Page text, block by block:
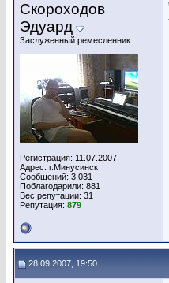
Скороходов
Эдуард
Заслуженный ремесленник
Регистрация: 11.07.2007
Адрес: г.Минусинск
Сообщений: 3,031
Поблагодарили: 881
Вес репутации: 31
Репутация: 879
28.09.2007, 19:50